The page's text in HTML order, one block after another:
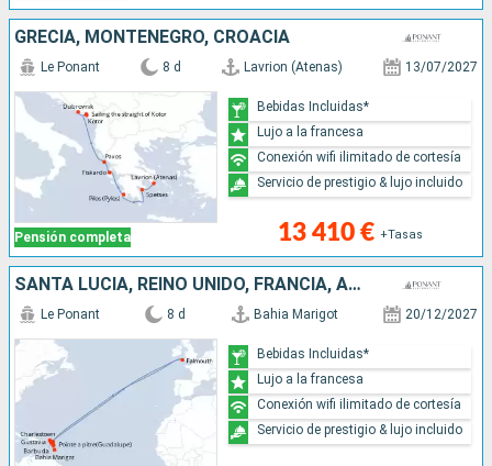
GRECIA, MONTENEGRO, CROACIA
Pensión completa
Le Ponant 8 d Lavrion (Atenas) 13/07/2027
13 410 € +Tasas
Bebidas Incluidas*
Lujo a la francesa
Conexión wifi ilimitado de cortesía
Servicio de prestigio & lujo incluido
SANTA LUCIA, REINO UNIDO, FRANCIA, ANTIGUA Y BARBUDA, GUADALUPE
Le Ponant 8 d Bahia Marigot 20/12/2027
Bebidas Incluidas*
Lujo a la francesa
Conexión wifi ilimitado de cortesía
Servicio de prestigio & lujo incluido